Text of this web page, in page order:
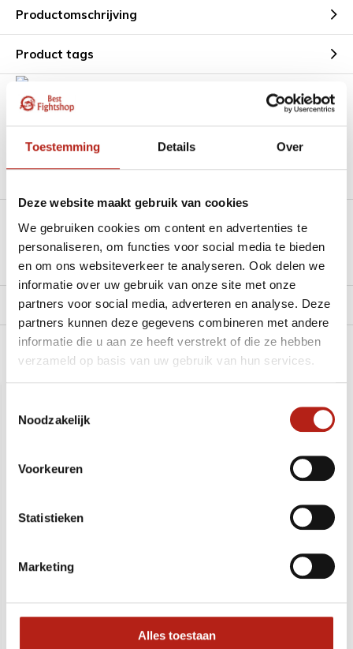
Toestemming Details Over
Deze website maakt gebruik van cookies
We gebruiken cookies om content en advertenties te
personaliseren, om functies voor social media te bieden
en om ons websiteverkeer te analyseren. Ook delen we
informatie over uw gebruik van onze site met onze
partners voor social media, adverteren en analyse. Deze
partners kunnen deze gegevens combineren met andere
informatie die u aan ze heeft verstrekt of die ze hebben
verzameld op basis van uw gebruik van hun services.
Noodzakelijk
Voorkeuren
Statistieken
Marketing
Alles toestaan
Productomschrijving
Product tags
Heb je een vraag over dit product?
Groot aantal nodig?
Klik hier om een offerte aan te vragen
Reviews
Levering en retour
Aanbevolen voor u
Basic bokshandschoenen
37,99